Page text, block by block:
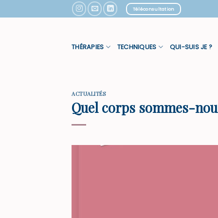
to
Téléconsultation
THÉRAPIES TECHNIQUES QUI-SUIS JE ?
ACTUALITÉS
Quel corps sommes-